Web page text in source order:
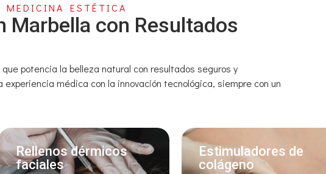
MEDICINA ESTÉTICA
Marbella con Resultados
potencia la belleza natural con resultados seguros y
médica con la innovación tecnológica, siempre con un
Rellenos dérmicos
faciales
Estimuladores de
colágeno